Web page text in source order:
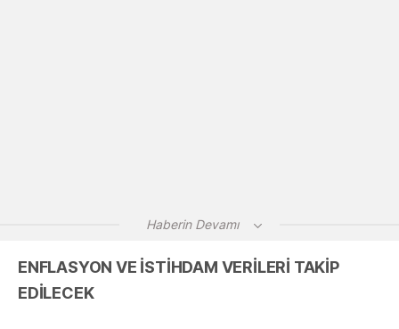
Haberin Devamı
ENFLASYON VE İSTİHDAM VERİLERİ TAKİP
EDİLECEK